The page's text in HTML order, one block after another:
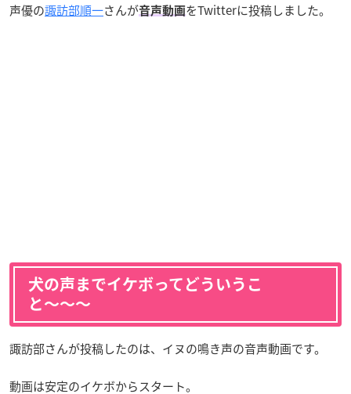
声優の諏訪部順一さんが音声動画をTwitterに投稿しました。
犬の声までイケボってどういうこ
と〜〜〜
諏訪部さんが投稿したのは、イヌの鳴き声の音声動画です。
動画は安定のイケボからスタート。